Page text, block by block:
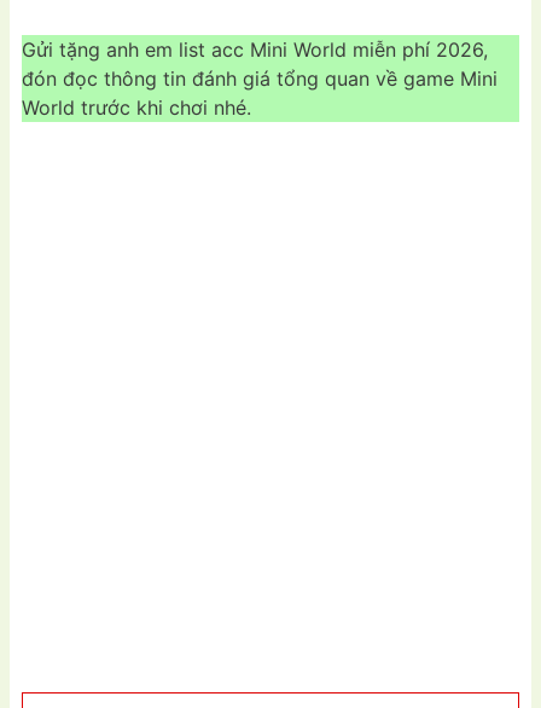
Gửi tặng anh em list acc Mini World miễn phí 2026,
đón đọc thông tin đánh giá tổng quan về game Mini
World trước khi chơi nhé.